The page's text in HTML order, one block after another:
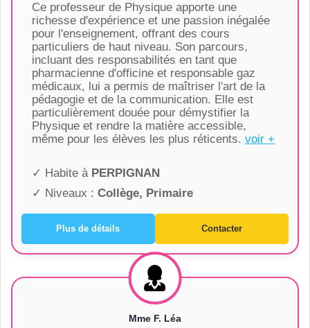
Ce professeur de Physique apporte une
richesse d'expérience et une passion inégalée
pour l'enseignement, offrant des cours
particuliers de haut niveau. Son parcours,
incluant des responsabilités en tant que
pharmacienne d'officine et responsable gaz
médicaux, lui a permis de maîtriser l'art de la
pédagogie et de la communication. Elle est
particulièrement douée pour démystifier la
Physique et rendre la matière accessible,
même pour les élèves les plus réticents. voir +
✓ Habite à PERPIGNAN
✓ Niveaux : Collège, Primaire
Plus de détails Contacter
Mme F. Léa